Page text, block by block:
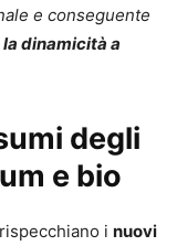
e conseguente
dinamicità a
degli
e bio
i nuovi